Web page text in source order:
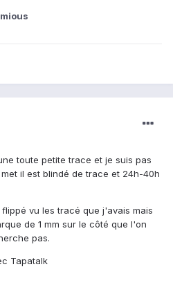
toute petite trace et je suis pas
il est blindé de trace et 24h-40h
vu les tracé que j'avais mais
de 1 mm sur le côté que l'on
pas.
Tapatalk